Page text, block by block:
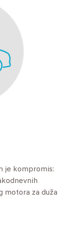
je kompromis:
motora za duža